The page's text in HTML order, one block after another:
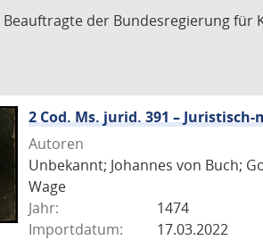
Beauftragte der Bundesregierung für
2 Cod. Ms. jurid. 391 –
Autoren
Unbekannt; Johannes von Buch;
Wage
Jahr:
1474
Importdatum:
17.03.2022